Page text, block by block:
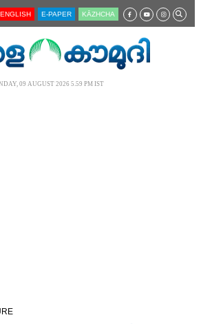
ENGLISH E-PAPER KĀZHCHA
09 AUGUST 2026 5.59 PM IST